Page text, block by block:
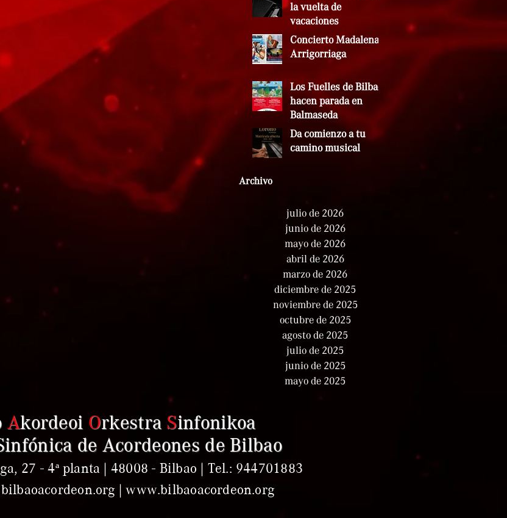
la vuelta de
vacaciones
Concierto Madalenak
Arrigorriaga
Los Fuelles de Bilbao
hacen parada en
Balmaseda
Da comienzo a tu
camino musical
julio de 2026
junio de 2026
mayo de 2026
abril de 2026
marzo de 2026
diciembre de 2025
noviembre de 2025
octubre de 2025
agosto de 2025
julio de 2025
junio de 2025
mayo de 2025
Archivo
Akordeoi Orkestra Sinfonikoa
de Acordeones de Bilbao
27 - 4ª planta | 48008 - Bilbao | Tel.: 944701883
| www.bilbaoacordeon.org